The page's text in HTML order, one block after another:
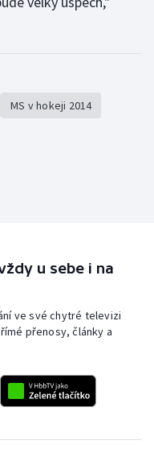
MS v hokeji 2014
u sebe i na
ve své chytré televizi
přenosy, články a